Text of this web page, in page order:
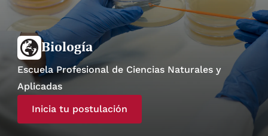
Biología
Escuela Profesional de Ciencias Naturales y
Aplicadas
Inicia tu postulación